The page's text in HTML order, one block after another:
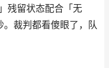
残留状态配合「无
裁判都看傻眼了，队